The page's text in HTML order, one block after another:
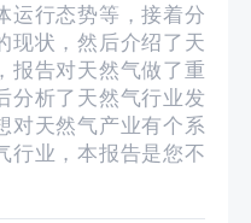
运行态势等，接着分
现状，然后介绍了天
报告对天然气做了重
分析了天然气行业发
对天然气产业有个系
行业，本报告是您不